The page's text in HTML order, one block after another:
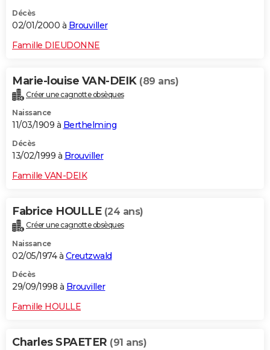
Décès
02/01/2000 à Brouviller
Famille DIEUDONNE
Marie-louise VAN-DEIK (89 ans)
Créer une cagnotte obsèques
Naissance
11/03/1909 à Berthelming
Décès
13/02/1999 à Brouviller
Famille VAN-DEIK
Fabrice HOULLE (24 ans)
Créer une cagnotte obsèques
Naissance
02/05/1974 à Creutzwald
Décès
29/09/1998 à Brouviller
Famille HOULLE
Charles SPAETER (91 ans)